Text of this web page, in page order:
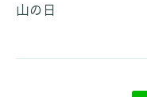
山の日